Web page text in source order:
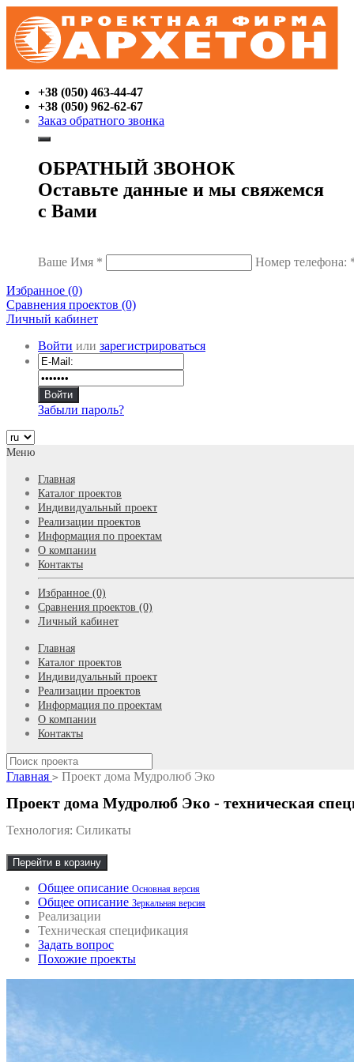
+38 (050) 463-44-47
+38 (050) 962-62-67
Заказ обратного звонка
ОБРАТНЫЙ ЗВОНОК
Оставьте данные и мы свяжемся
с Вами
Ваше Имя * Номер телефона:
Избранное (0)
Сравнения проектов (0)
Личный кабинет
Войти или зарегистрироваться
Забыли пароль?
Меню
Главная
Каталог проектов
Индивидуальный проект
Реализации проектов
Информация по проектам
О компании
Контакты
Избранное (0)
Сравнения проектов (0)
Личный кабинет
Главная
Каталог проектов
Индивидуальный проект
Реализации проектов
Информация по проектам
О компании
Контакты
Главная > Проект дома Мудролюб Эко
Проект дома Мудролюб Эко - техническая
Технология: Силикаты
Перейти в корзину
Общее описание Основная версия
Общее описание Зеркальная версия
Реализации
Техническая спецификация
Задать вопрос
Похожие проекты